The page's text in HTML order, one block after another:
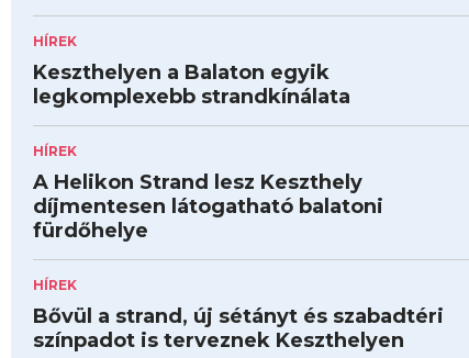
HÍREK
Keszthelyen a Balaton egyik
legkomplexebb strandkínálata
HÍREK
A Helikon Strand lesz Keszthely
díjmentesen látogatható balatoni
fürdőhelye
HÍREK
Bővül a strand, új sétányt és szabadtéri
színpadot is terveznek Keszthelyen